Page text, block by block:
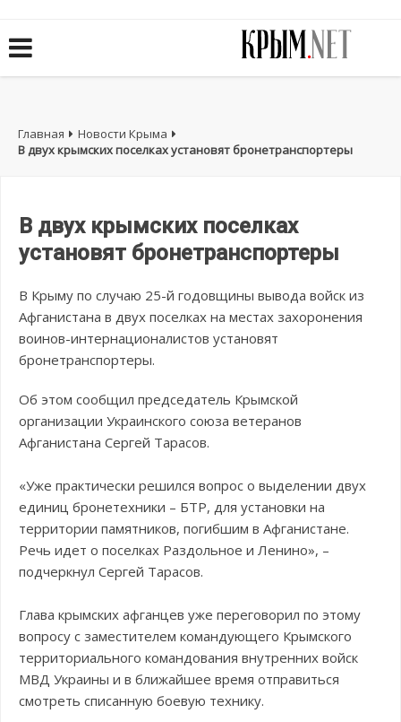
Главная
Новости Крыма
В двух крымских поселках установят бронетранспортеры
В двух крымских поселках
установят бронетранспортеры
В Крыму по случаю 25-й годовщины вывода войск из
Афганистана в двух поселках на местах захоронения
воинов-интернационалистов установят
бронетранспортеры.
Об этом сообщил председатель Крымской
организации Украинского союза ветеранов
Афганистана Сергей Тарасов.
«Уже практически решился вопрос о выделении двух
единиц бронетехники – БТР, для установки на
территории памятников, погибшим в Афганистане.
Речь идет о поселках Раздольное и Ленино», –
подчеркнул Сергей Тарасов.
Глава крымских афганцев уже переговорил по этому
вопросу с заместителем командующего Крымского
территориального командования внутренних войск
МВД Украины и в ближайшее время отправиться
смотреть списанную боевую технику.